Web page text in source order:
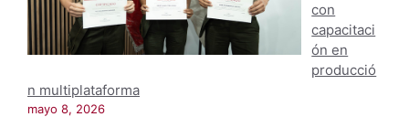
con
capacitaci
ón en
producció
n multiplataforma
mayo 8, 2026